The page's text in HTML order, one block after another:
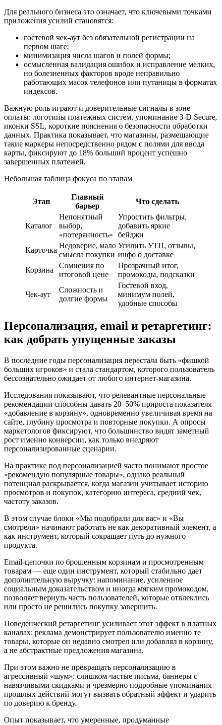
Для реального бизнеса это означает, что ключевыми точками
приложения усилий становятся:
гостевой чек‑аут без обязательной регистрации на
первом шаге;
минимизация числа шагов и полей формы;
осмысленная валидация ошибок и исправление мелких,
но болезненных факторов вроде неправильно
работающих масок телефонов или путаницы в форматах
индексов.
Важную роль играют и доверительные сигналы в зоне
оплаты: логотипы платежных систем, упоминание 3‑D Secure,
иконки SSL, короткие пояснения о безопасности обработки
данных. Практика показывает, что магазины, размещающие
такие маркеры непосредственно рядом с полями для ввода
карты, фиксируют до 18% больший процент успешно
завершенных платежей.
Небольшая таблица фокуса по этапам
Этап
Главный
барьер
Что сделать
Каталог
Непонятный
выбор,
«потерянность»
Упростить фильтры,
добавить яркие
бейджи
Карточка
Недоверие, мало
смысла покупки
Усилить УТП, отзывы,
инфо о доставке
Корзина
Сомнения по
итоговой цене
Прозрачный итог,
промокоды, подсказки
Чек‑аут
Сложность и
долгие формы
Гостевой вход,
минимум полей,
удобные способы
Персонализация, email и ретаргетинг:
как добрать упущенные заказы
В последние годы персонализация перестала быть «фишкой
больших игроков» и стала стандартом, которого пользователь
бессознательно ожидает от любого интернет‑магазина.
Исследования показывают, что релевантные персональные
рекомендации способны давать 20–50% прироста показателя
«добавление в корзину», одновременно увеличивая время на
сайте, глубину просмотра и повторные покупки. А опросы
маркетологов фиксируют, что большинство видят заметный
рост именно конверсии, как только внедряют
персонализированные сценарии.
На практике под персонализацией часто понимают простое
«рекомендую популярные товары», однако реальный
потенциал раскрывается, когда магазин учитывает историю
просмотров и покупок, категорию интереса, средний чек,
частоту заказов.
В этом случае блоки «Мы подобрали для вас» и «Вы
смотрели» начинают работать не как декоративный элемент, а
как инструмент, который сокращает путь до нужного
продукта.
Email‑цепочки по брошенным корзинам и просмотренным
товарам — еще один инструмент, который стабильно дает
дополнительную выручку: напоминание, усиленное
социальным доказательством и иногда мягким промокодом,
позволяет вернуть часть пользователей, которые отвлеклись
или просто не решились покупку завершить.
Поведенческий ретаргетинг усиливает этот эффект в платных
каналах: реклама демонстрирует пользователю именно те
товары, которые он недавно смотрел или добавлял в корзину,
а не абстрактные предложения магазина.
При этом важно не превращать персонализацию в
агрессивный «шум»: слишком частые письма, баннеры с
навязчивыми скидками и чрезмерно подробные упоминания
прошлых действий могут вызвать обратный эффект и ударить
по доверию к бренду.
Опыт показывает, что умеренные, продуманные